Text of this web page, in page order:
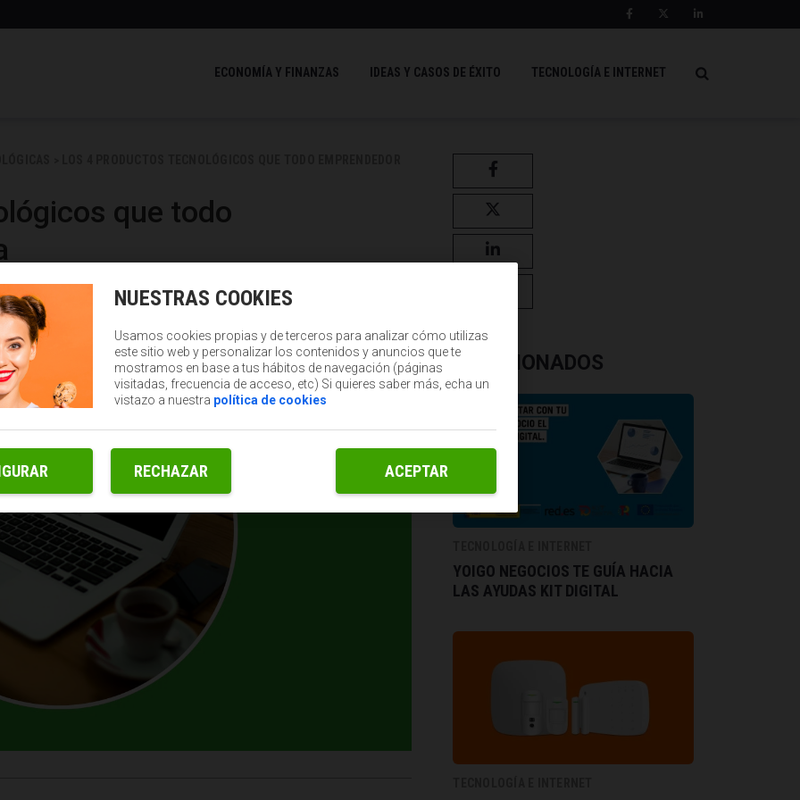
ECONOMÍA Y FINANZAS IDEAS Y CASOS DE ÉXITO TECNOLOGÍA E INTERNET
que todo
RELACIONADOS
YOIGO NEGOCIOS TE GUÍA HACIA
LAS AYUDAS KIT DIGITAL
NUESTRAS COOKIES
Usamos cookies propias y de terceros para analizar cómo utilizas
este sitio web y personalizar los contenidos y anuncios que te
mostramos en base a tus hábitos de navegación (páginas
visitadas, frecuencia de acceso, etc) Si quieres saber más, echa un
vistazo a nuestra política de cookies
RECHAZAR ACEPTAR